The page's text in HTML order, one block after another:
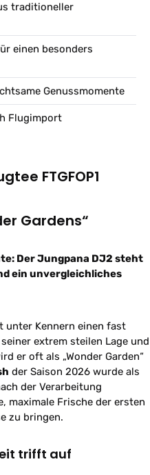
traditioneller
einen besonders
Genussmomente
Flugimport
FTGFOP1
Gardens“
Der Jungpana DJ2 steht
ein unvergleichliches
unter Kennern einen fast
extrem steilen Lage und
er oft als „Wonder Garden“
der Saison 2026 wurde als
der Verarbeitung
maximale Frische der ersten
zu bringen.
trifft auf